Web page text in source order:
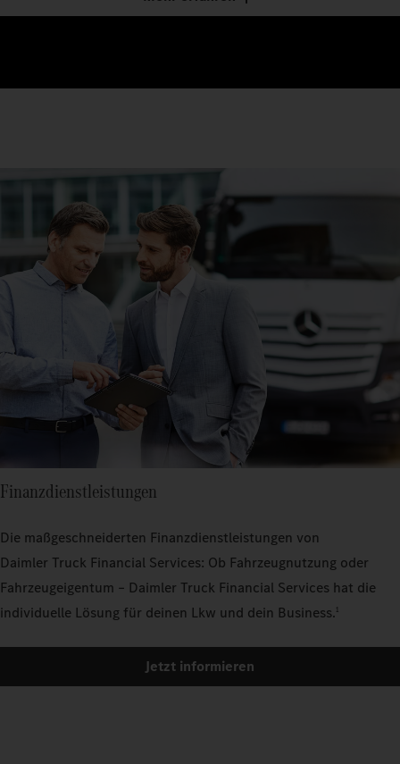
Finanzdienstleistungen
Die maßgeschneiderten Finanzdienstleistungen von
Daimler Truck Financial Services: Ob Fahrzeugnutzung oder
Fahrzeugeigentum – Daimler Truck Financial Services hat die
individuelle Lösung für deinen Lkw und dein Business.1
Jetzt informieren